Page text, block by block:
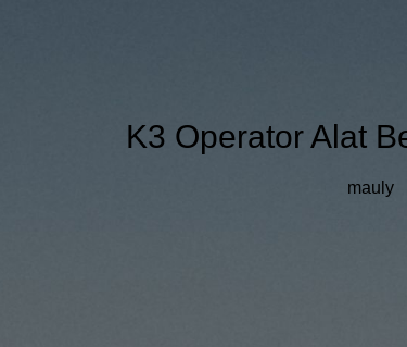
K3 Operator Alat
mauly